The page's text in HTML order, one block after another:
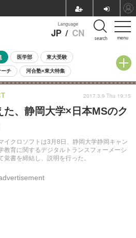
menu
Language
JP / CN search
医学部 東大受験
ーチ 河合塾×東大特集
中学受験 小学校受験
学校説明会・相談会
高校 過去問 人気記事
た、静岡大学×日本MSのク
クロソフトは3月8日、静岡大学静岡キャン
教育に関するデジタルトランスフォーメーシ
書を締結し、説明を行った。
2017.3.9 Thu 19:15